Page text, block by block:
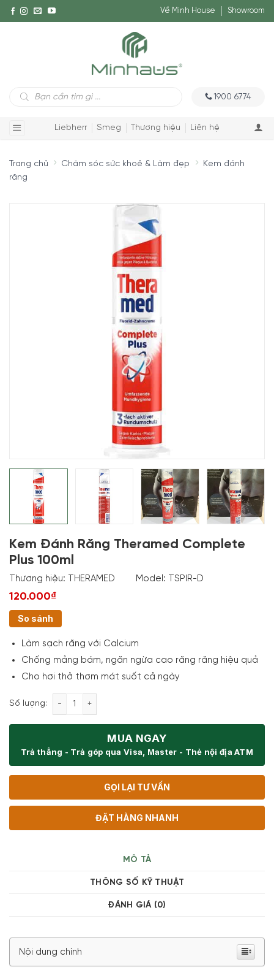
Về Minh House Showroom
Tìm
kiếm
1900 6774
Liebherr Smeg Thương hiệu Liên hệ
Trang chủ Chăm sóc sức khoẻ & Làm đẹp
Kem đánh
răng
Kem Đánh Răng Theramed Complete
Plus 100ml
Thương hiệu: THERAMED Model: TSPIR-D
120.000₫
So sánh
Làm sạch răng với Calcium
Chống mảng bám, ngăn ngừa cao răng răng hiệu quả
Cho hơi thở thơm mát suốt cả ngày
Số lượng: Kem Đánh Răng Theramed Complete Plus 100ml
MUA NGAY
Trả thẳng - Trả góp qua Visa, Master - Thẻ nội địa ATM
GỌI LẠI TƯ VẤN
ĐẶT HÀNG NHANH
MÔ TẢ
THÔNG SỐ KỸ THUẬT
ĐÁNH GIÁ (0)
Nội dung chính